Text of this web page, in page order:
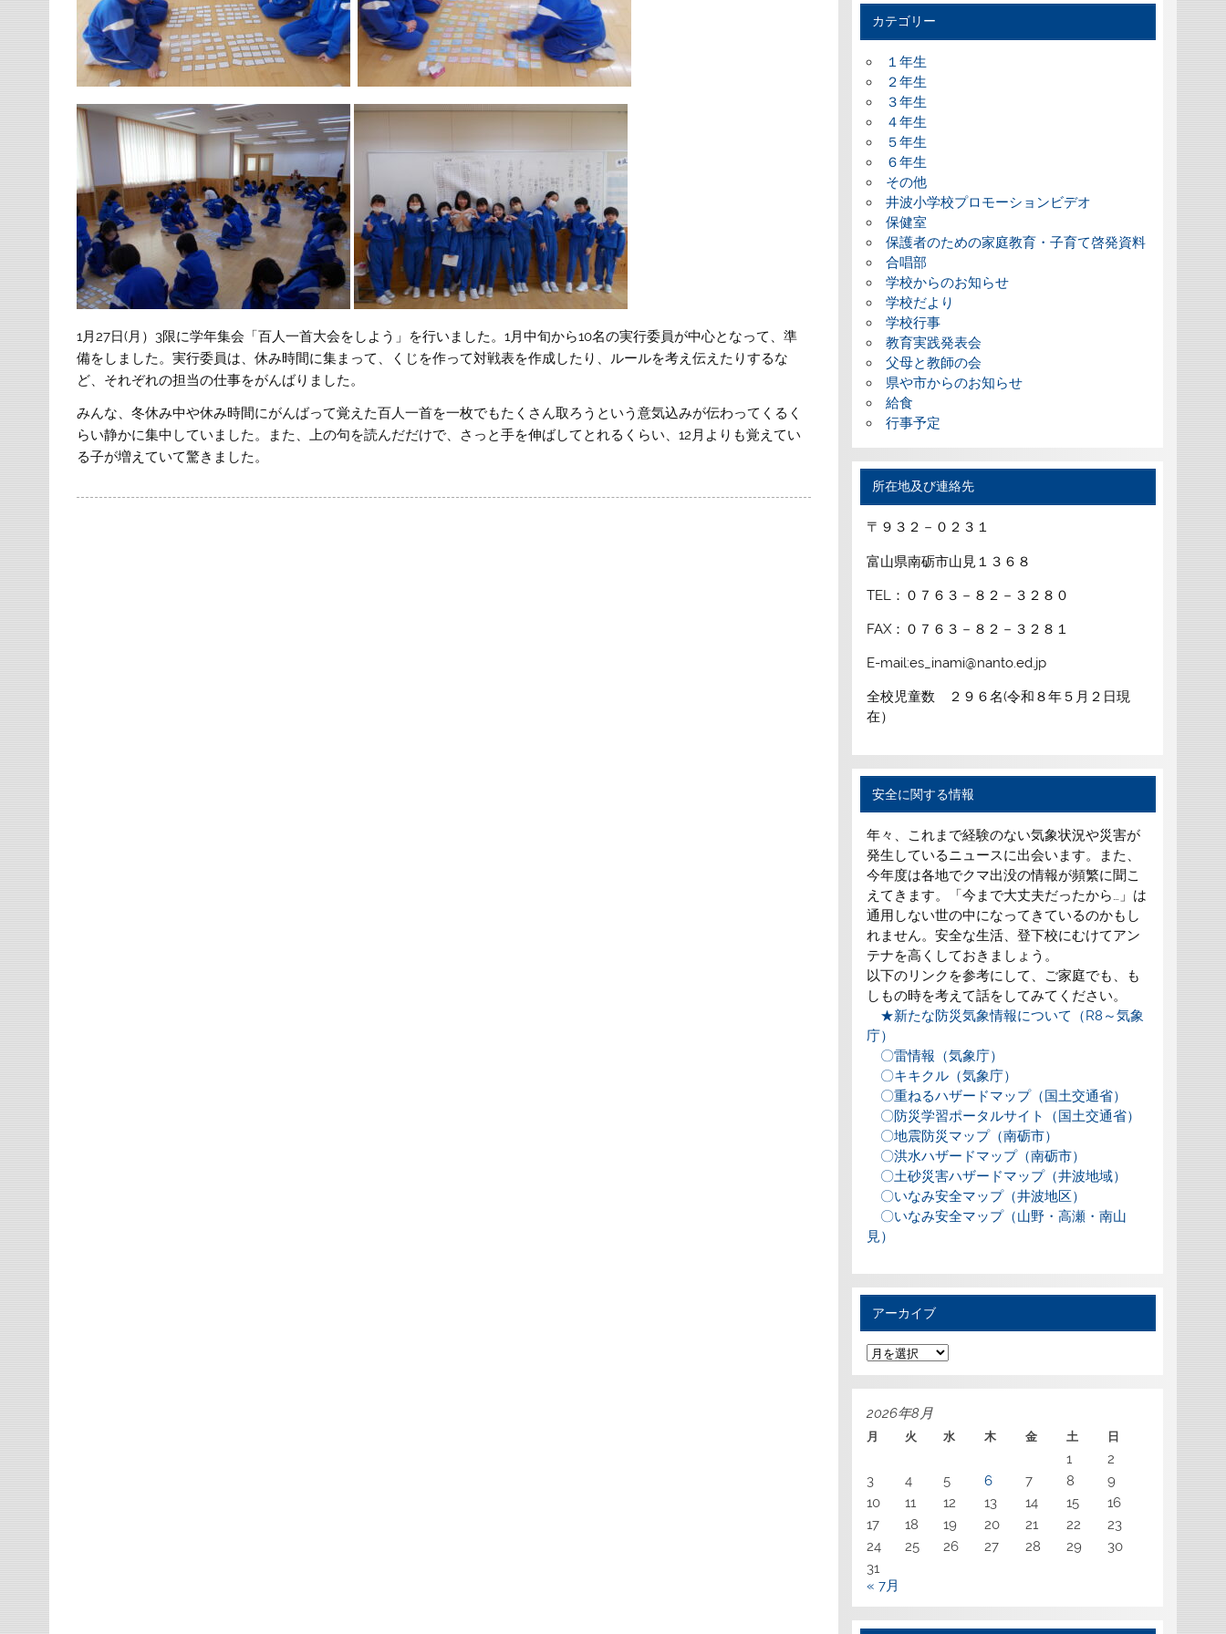
1月27日(月）3限に学年集会「百人一首大会をしよう」を行いました。1月中旬から10名の実行委員が中心となって、準
備をしました。実行委員は、休み時間に集まって、くじを作って対戦表を作成したり、ルールを考え伝えたりするな
ど、それぞれの担当の仕事をがんばりました。
みんな、冬休み中や休み時間にがんばって覚えた百人一首を一枚でもたくさん取ろうという意気込みが伝わってくるく
らい静かに集中していました。また、上の句を読んだだけで、さっと手を伸ばしてとれるくらい、12月よりも覚えてい
る子が増えていて驚きました。
カテゴリー
１年生
２年生
３年生
４年生
５年生
６年生
その他
井波小学校プロモーションビデオ
保健室
保護者のための家庭教育・子育て啓発資料
合唱部
学校からのお知らせ
学校だより
学校行事
教育実践発表会
父母と教師の会
県や市からのお知らせ
給食
行事予定
所在地及び連絡先
〒９３２－０２３１
富山県南砺市山見１３６８
TEL：０７６３－８２－３２８０
FAX：０７６３－８２－３２８１
E-mail:es_inami@nanto.ed.jp
全校児童数 ２９６名(令和８年５月２日現
在）
安全に関する情報
年々、これまで経験のない気象状況や災害が
発生しているニュースに出会います。また、
今年度は各地でクマ出没の情報が頻繁に聞こ
えてきます。「今まで大丈夫だったから…」は
通用しない世の中になってきているのかもし
れません。安全な生活、登下校にむけてアン
テナを高くしておきましょう。
以下のリンクを参考にして、ご家庭でも、も
しもの時を考えて話をしてみてください。
★新たな防災気象情報について（R8～気象
庁）
〇雷情報（気象庁）
〇キキクル（気象庁）
〇重ねるハザードマップ（国土交通省）
〇防災学習ポータルサイト（国土交通省）
〇地震防災マップ（南砺市）
〇洪水ハザードマップ（南砺市）
〇土砂災害ハザードマップ（井波地域）
〇いなみ安全マップ（井波地区）
〇いなみ安全マップ（山野・高瀬・南山
見）
アーカイブ
ア
ー
カ
イ
2026年8月
月 火 水 木 金 土 日
1
2
3
4 5 6 7 8
9
10
11 12 13 14 15
16
17
18 19 20 21 22
23
24
25 26 27 28 29
30
31
« 7月